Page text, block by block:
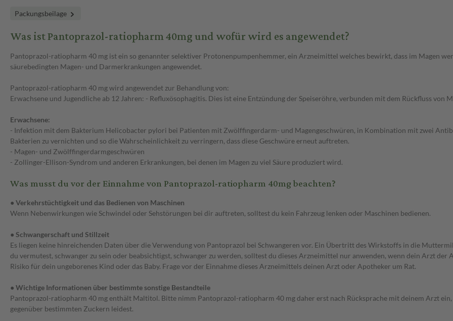
Packungsbeilage
Was ist Pantoprazol-ratiopharm 40mg und wofür wird es angewendet?
Pantoprazol-ratiopharm 40 mg ist ein so genannter selektiver Protonenpumpenhemmer, ein Arzneimittel welches bewirkt, dass im Magen
säurebedingten Magen- und Darmerkrankungen angewendet.
Pantoprazol-ratiopharm 40 mg wird angewendet zur Behandlung von:
Erwachsene und Jugendliche ab 12 Jahren: - Refluxösophagitis. Dies ist eine Entzündung der Speiseröhre, verbunden mit dem Rückfluss von
Erwachsene:
- Infektion mit dem Bakterium Helicobacter pylori bei Patienten mit Zwölffingerdarm- und Magengeschwüren, in Kombination mit zwei
Bakterien zu vernichten und so die Wahrscheinlichkeit zu verringern, dass diese Geschwüre erneut auftreten.
- Magen- und Zwölffingerdarmgeschwüren
- Zollinger-Ellison-Syndrom und anderen Erkrankungen, bei denen im Magen zu viel Säure produziert wird.
Was musst du vor der Einnahme von Pantoprazol-ratiopharm 40mg beachten?
● Verkehrstüchtigkeit und das Bedienen von Maschinen
Wenn Nebenwirkungen wie Schwindel oder Sehstörungen bei dir auftreten, solltest du kein Fahrzeug lenken oder Maschinen bedienen.
● Schwangerschaft und Stillzeit
Es liegen keine hinreichenden Daten über die Verwendung von Pantoprazol bei Schwangeren vor. Ein Übertritt des Wirkstoffs in die
du vermutest, schwanger zu sein oder beabsichtigst, schwanger zu werden, solltest du dieses Arzneimittel nur anwenden, wenn dein Arzt
Risiko für dein ungeborenes Kind oder das Baby. Frage vor der Einnahme dieses Arzneimittels deinen Arzt oder Apotheker um Rat.
● Wichtige Informationen über bestimmte sonstige Bestandteile
Pantoprazol-ratiopharm 40 mg enthält Maltitol. Bitte nimm Pantoprazol-ratiopharm 40 mg daher erst nach Rücksprache mit deinem Arzt
gegenüber bestimmten Zuckern leidest.